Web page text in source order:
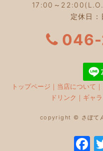
17:00～
定休日
トップページ ｜ 当店について ｜
ドリンク ｜ ギャ
copyright © さぼて
F